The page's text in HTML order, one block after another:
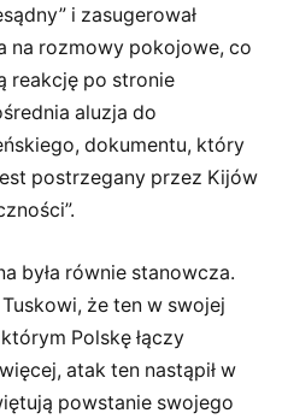
i zasugerował
na rozmowy pokojowe, co
reakcję po stronie
aluzja do
dokumentu, który
postrzegany przez Kijów
była równie stanowcza.
że ten w swojej
Polskę łączy
atak ten nastąpił w
powstanie swojego